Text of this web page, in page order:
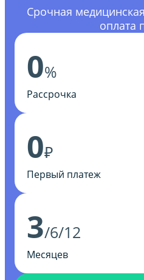
Срочная
оплата
0%
Рассрочка
0₽
Первый платеж
3/6/12
Месяцев